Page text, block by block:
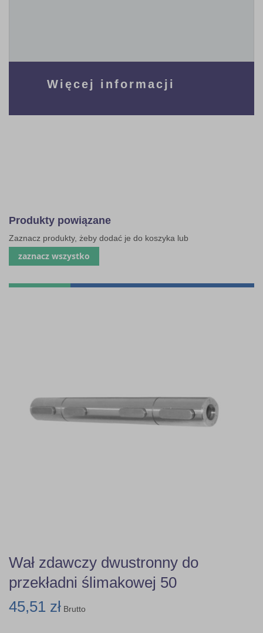
Więcej informacji
Produkty powiązane
Zaznacz produkty, żeby dodać je do koszyka lub
zaznacz wszystko
Wał zdawczy dwustronny do
przekładni ślimakowej 50
45,51 zł Brutto